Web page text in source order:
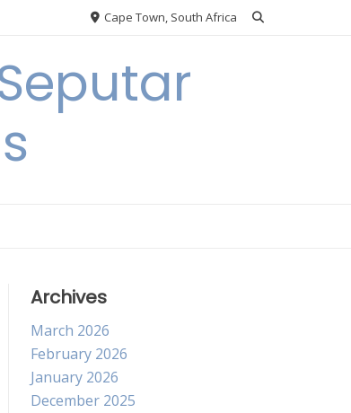
Cape Town, South Africa
Archives
March 2026
February 2026
January 2026
December 2025